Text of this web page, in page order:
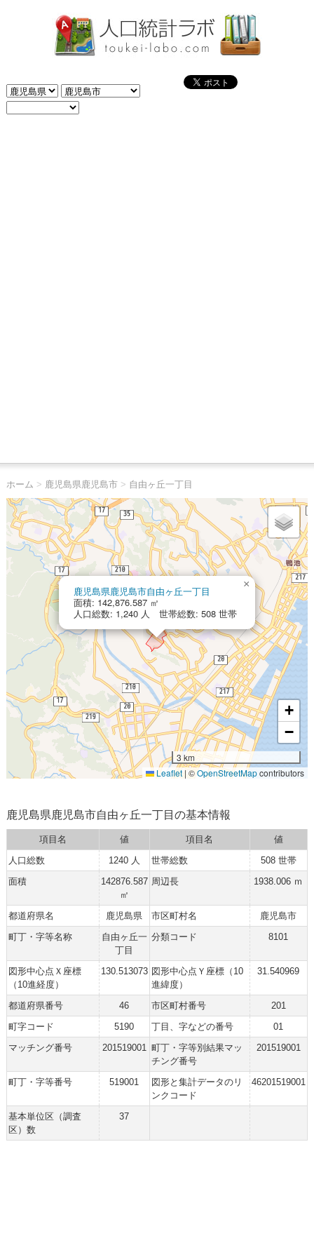
ホーム > 鹿児島県鹿児島市> 自由ヶ丘一丁目
鹿児島県鹿児島市自由ヶ丘一丁目
面積: 142,876.587 ㎡
人口総数: 1,240 人 世帯総数: 508 世帯
×
+
−
3 km
Leaflet | ©OpenStreetMapcontributors
鹿児島県鹿児島市自由ヶ丘一丁目の基本情報
項目名 値 項目名
値
人口総数
1240 人 世帯総数
508 世帯
面積
142876.587
㎡
周辺長 1938.006 ｍ
都道府県名 鹿児島県 市区町村名
鹿児島市
町丁・字等名称
自由ヶ丘一
丁目
分類コード 8101
図形中心点Ｘ座標
（10進経度）
130.513073 図形中心点Ｙ座標（10
進緯度）
31.540969
都道府県番号 46 市区町村番号
201
町字コード
5190 丁目、字などの番号
01
マッチング番号
201519001 町丁・字等別結果マッ
チング番号
201519001
町丁・字等番号 519001
図形と集計データのリ
ンクコード
46201519001
基本単位区（調査
区）数
37